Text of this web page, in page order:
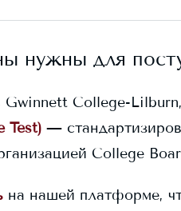
нужны для
Gwinnett College-Lilburn
Test) —
College
на нашей платформе,